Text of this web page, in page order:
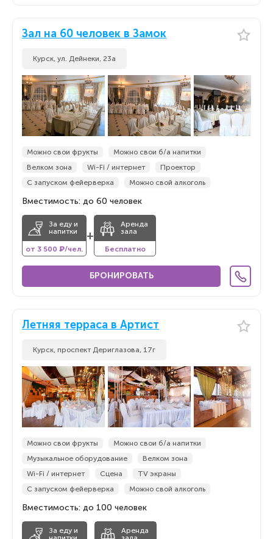
Зал на 60 человек в Замок
Курск, ул. Дейнеки, 23а
Можно свои фрукты
Можно свои б/а напитки
Велком зона
Wi-Fi / интернет
Проектор
С запуском фейерверка
Можно свой алкоголь
Вместимость: до 60 человек
За еду и
напитки
от 3 500 ₽/чел.
+
Аренда
зала
Бесплатно
БРОНИРОВАТЬ
Летняя терраса в Артист
Курск, проспект Дериглазова, 17г
Можно свои фрукты
Можно свои б/а напитки
Музыкальное оборудование
Велком зона
Wi-Fi / интернет
Сцена
TV экраны
С запуском фейерверка
Можно свой алкоголь
Вместимость: до 100 человек
За еду и
Аренда